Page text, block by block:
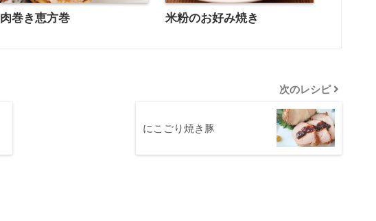
肉巻き恵方巻 米粉のお好み焼き
次のレシピ
にこごり焼き豚